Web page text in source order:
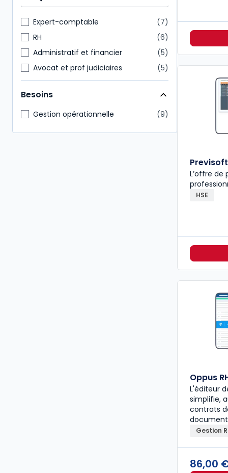
Expert-comptable
7
RH
6
Administratif et financier
5
Avocat et prof judiciaires
5
Commissaire aux comptes
5
Juridique
5
Notaire
3
Besoins
Gestion opérationnelle 9
Previsoft
L’offre de
HSE
Oppus
L'éditeur
simplifie,
contrats
Gestion
86,00